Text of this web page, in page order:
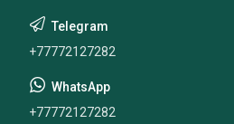
+77772127282
+77772127282